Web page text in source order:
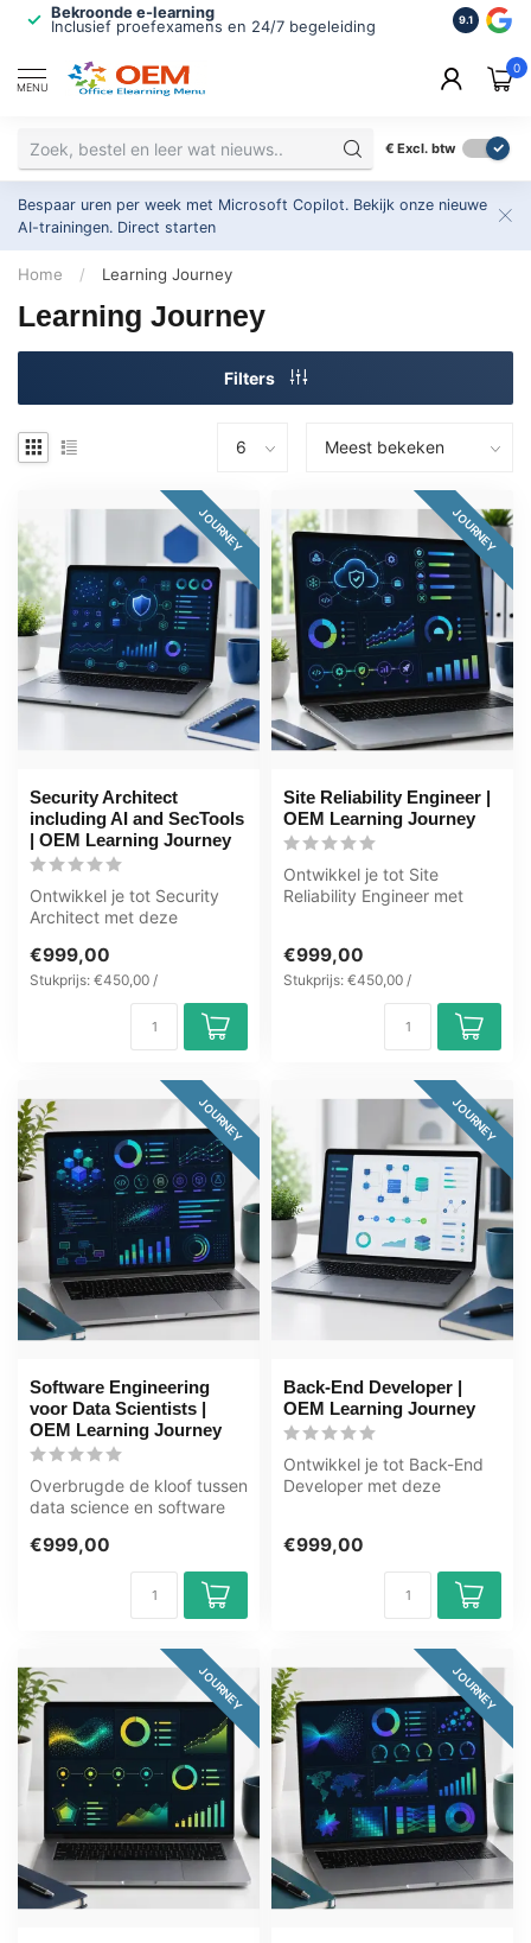
Bekroonde e-learning
Inclusief proefexamens en 24/7 begeleiding
ISO
2.500+
9.1
MENU
0
€ Excl. btw
Bespaar uren per week met Microsoft Copilot. Bekijk onze nieuwe
AI-trainingen. Direct starten
Home / Learning Journey
Learning Journey
Filters
JOURNEY
Security Architect
including AI and SecTools
| OEM Learning Journey
Ontwikkel je tot Security
Architect met deze
Journey inclu...
€999,00
Stukprijs: €450,00 /
JOURNEY
Site Reliability Engineer |
OEM Learning Journey
Ontwikkel je tot Site
Reliability Engineer met
€999,00
Stukprijs: €450,00 /
JOURNEY
Software Engineering
voor Data Scientists |
OEM Learning Journey
Overbrugde de kloof tussen
data science en software
€999,00
JOURNEY
Back-End Developer |
OEM Learning Journey
Ontwikkel je tot Back-End
Developer met deze
€999,00
JOURNEY JOURNEY